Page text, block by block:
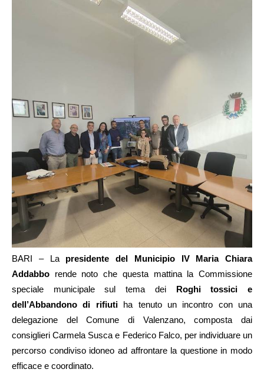
BARI – La presidente del Municipio IV Maria Chiara
Addabbo rende noto che questa mattina la Commissione
speciale municipale sul tema dei Roghi tossici e
dell’Abbandono di rifiutiha tenuto un incontro con una
delegazione del Comune di Valenzano, composta dai
consiglieri Carmela Susca e Federico Falco, per individuare un
percorso condiviso idoneo ad affrontare la questione in modo
efficace e coordinato.